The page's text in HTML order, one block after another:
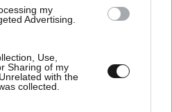
my
Advertising.
Use,
Sharing of my
with the
collected.